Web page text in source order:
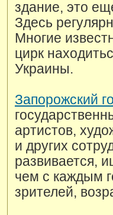
здание, это
Здесь
Многие
цирк
Украины.
Запорожский
артистов,
и других
развивается,
чем с каждым
зрителей,